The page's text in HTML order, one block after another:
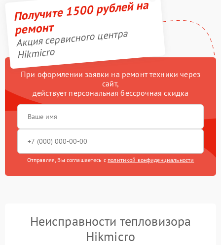
Получите 1500 рублей на
ремонт
Акция сервисного центра
Hikmicro
При оформлении заявки на ремонт техники через
сайт,
действует персональная бессрочная скидка
Отправляя, Вы соглашаетесь с политикой конфиденциальности
Неисправности тепловизора
Hikmicro